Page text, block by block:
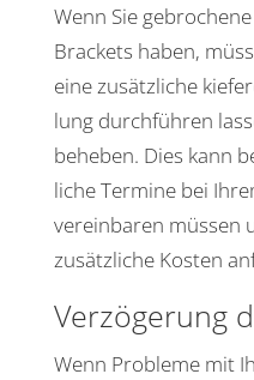
Wenn Sie
Brackets haben,
eine zusätz­liche
lung durch­führen
beheben. Dies kann
liche Termine bei
verein­baren müssen
zusätz­liche Kosten
Verzö­ge­rung
Wenn Probleme mit